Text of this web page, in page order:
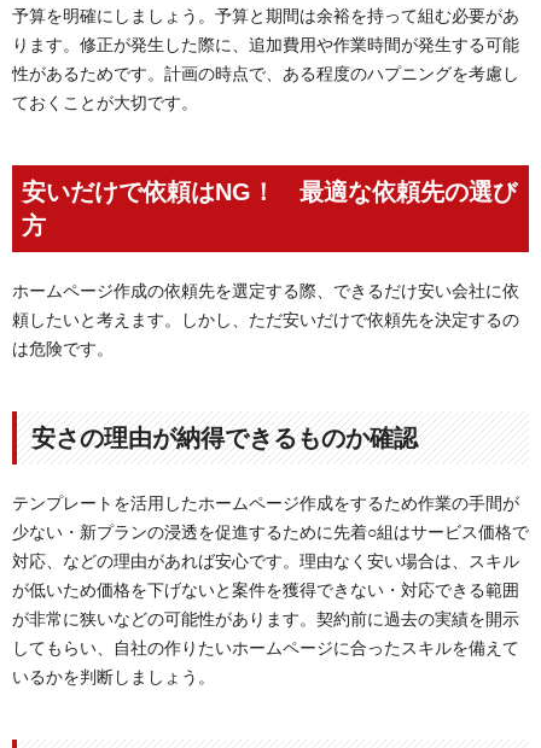
予算を明確にしましょう。予算と期間は余裕を持って組む必要があ
ります。修正が発生した際に、追加費用や作業時間が発生する可能
性があるためです。計画の時点で、ある程度のハプニングを考慮し
ておくことが大切です。
安いだけで依頼はNG！ 最適な依頼先の選び
方
ホームページ作成の依頼先を選定する際、できるだけ安い会社に依
頼したいと考えます。しかし、ただ安いだけで依頼先を決定するの
は危険です。
安さの理由が納得できるものか確認
テンプレートを活用したホームページ作成をするため作業の手間が
少ない・新プランの浸透を促進するために先着○組はサービス価格で
対応、などの理由があれば安心です。理由なく安い場合は、スキル
が低いため価格を下げないと案件を獲得できない・対応できる範囲
が非常に狭いなどの可能性があります。契約前に過去の実績を開示
してもらい、自社の作りたいホームページに合ったスキルを備えて
いるかを判断しましょう。